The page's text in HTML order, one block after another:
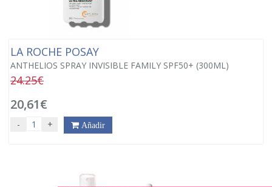
LA ROCHE POSAY
ANTHELIOS SPRAY INVISIBLE FAMILY SPF50+ (300ML)
24.25€
20,61€
- + Añadir